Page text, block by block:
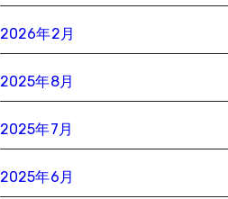
2026年2月
2025年8月
2025年7月
2025年6月